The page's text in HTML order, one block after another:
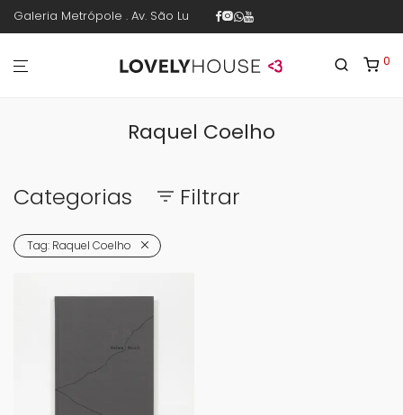
Galeria Metrópole . Av. São Luís 187 . sala 30 . 1º piso . República .
0
Raquel Coelho
Categorias Filtrar
Tag: Raquel Coelho